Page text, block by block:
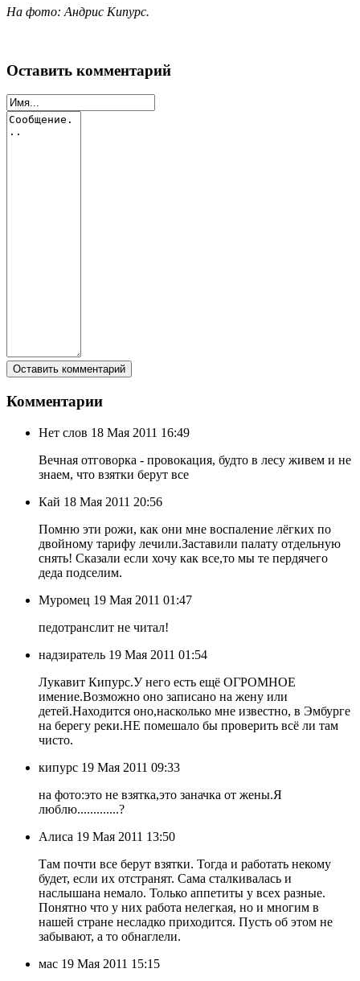
На фото: Андрис Кипурс.
Оставить комментарий
Комментарии
Нет слов 18 Мая 2011 16:49
Вечная отговорка - провокация, будто в лесу живем и не
знаем, что взятки берут все
Кай 18 Мая 2011 20:56
Помню эти рожи, как они мне воспаление лёгких по
двойному тарифу лечили.Заставили палату отдельную
снять! Сказали если хочу как все,то мы те пердячего
деда подселим.
Муромец 19 Мая 2011 01:47
педотранслит не читал!
надзиратель 19 Мая 2011 01:54
Лукавит Кипурс.У него есть ещё ОГРОМНОЕ
имение.Возможно оно записано на жену или
детей.Находится оно,насколько мне известно, в Эмбурге
на берегу реки.НЕ помешало бы проверить всё ли там
чисто.
кипурс 19 Мая 2011 09:33
на фото:это не взятка,это заначка от жены.Я
люблю.............?
Алиса 19 Мая 2011 13:50
Там почти все берут взятки. Тогда и работать некому
будет, если их отстранят. Сама сталкивалась и
наслышана немало. Только аппетиты у всех разные.
Понятно что у них работа нелегкая, но и многим в
нашей стране несладко приходится. Пусть об этом не
забывают, а то обнаглели.
мас 19 Мая 2011 15:15